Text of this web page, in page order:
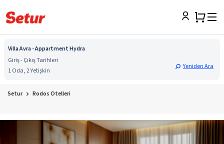
Villa Avra - Appartment Hydra
Giriş - Çıkış Tarihleri
1 Oda, 2 Yetişkin
Yeniden Ara
Setur Rodos Otelleri